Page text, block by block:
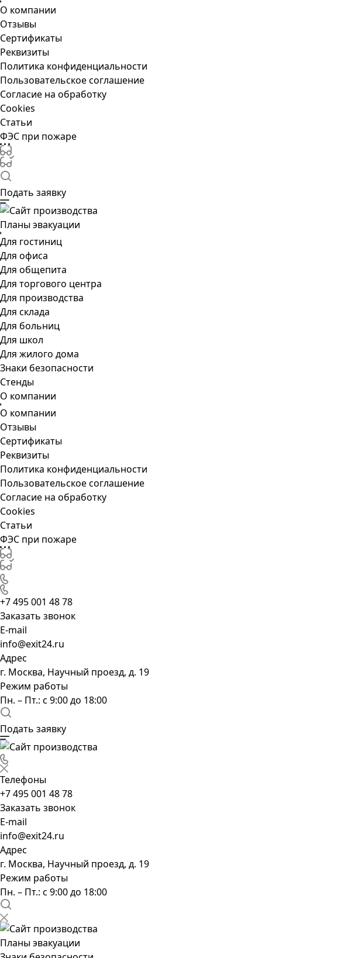
О компании
Отзывы
Сертификаты
Реквизиты
Политика конфиденциальности
Пользовательское соглашение
Согласие на обработку
Cookies
Статьи
ФЭС при пожаре
Подать заявку
Планы эвакуации
Для гостиниц
Для офиса
Для общепита
Для торгового центра
Для производства
Для склада
Для больниц
Для школ
Для жилого дома
Знаки безопасности
Стенды
О компании
О компании
Отзывы
Сертификаты
Реквизиты
Политика конфиденциальности
Пользовательское соглашение
Согласие на обработку
Cookies
Статьи
ФЭС при пожаре
+7 495 001 48 78
Заказать звонок
E-mail
info@exit24.ru
Адрес
г. Москва, Научный проезд, д. 19
Режим работы
Пн. – Пт.: с 9:00 до 18:00
Подать заявку
Телефоны
+7 495 001 48 78
Заказать звонок
E-mail
info@exit24.ru
Адрес
г. Москва, Научный проезд, д. 19
Режим работы
Пн. – Пт.: с 9:00 до 18:00
Планы эвакуации